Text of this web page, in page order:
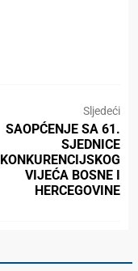
Sljedeći
SAOPĆENJE SA 61.
SJEDNICE
KONKURENCIJSKOG
VIJEĆA BOSNE I
HERCEGOVINE